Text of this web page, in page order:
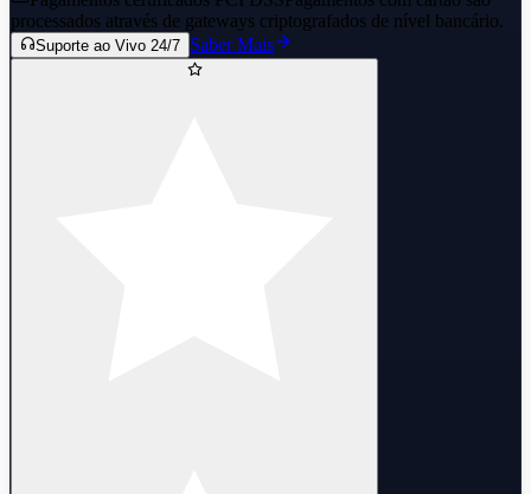
processados através de gateways criptografados de nível bancário.
Suporte ao Vivo 24/7 Saber Mais